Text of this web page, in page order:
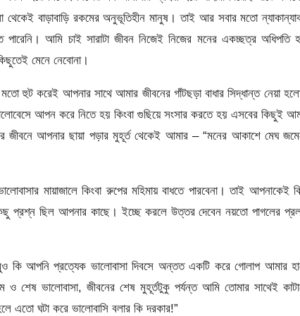
বাড়াবাড়ি রকমের অনুভূতিহীন মানুষ। তাই আর সবার মতো
আমি চাই সারাটা জীবন নিজেই নিজের মনের একচ্ছত্র অধিপতি
মেনে নেবোনা।
হুট করেই আপনার সাথে আমার জীবনের গাঁটছড়া বাধার সিদ্ধান্ত নেয়া
আপন করে নিতে হয় কিংবা গুছিয়ে সংসার করতে হয় এসবের কিছুই
আপনার ছায়া পড়ার মুহূর্ত থেকেই আমার – “মনের আকাশে মেঘ
মায়াজালে কিংবা রুপের মহিমায় বাধতে পারবেনা। তাই আপনাকেই
প্রশ্ন ছিল আপনার কাছে। ইচ্ছে করলে উত্তর দেবেন নয়তো পাগলের
কি আপনি প্রত্যেক ভালোবাসা দিবসে অন্তত একটি করে গোলাপ আমার
শেষ ভালোবাসা, জীবনের শেষ মুহূর্তটুকু পর্যন্ত আমি তোমার সাথেই
এতো ঘটা করে ভালোবাসি বলার কি দরকার!”